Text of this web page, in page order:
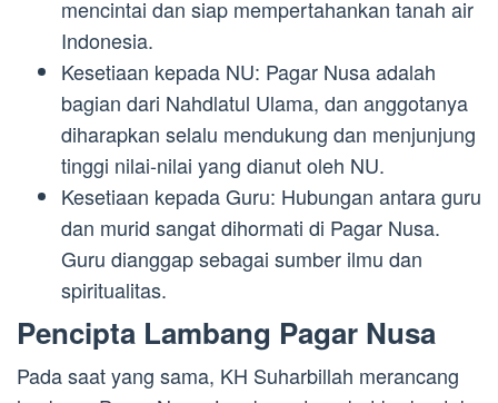
mencintai dan siap mempertahankan tanah air
Indonesia.
Kesetiaan kepada NU: Pagar Nusa adalah
bagian dari Nahdlatul Ulama, dan anggotanya
diharapkan selalu mendukung dan menjunjung
tinggi nilai-nilai yang dianut oleh NU.
Kesetiaan kepada Guru: Hubungan antara guru
dan murid sangat dihormati di Pagar Nusa.
Guru dianggap sebagai sumber ilmu dan
spiritualitas.
Pencipta Lambang Pagar Nusa
Pada saat yang sama, KH Suharbillah merancang